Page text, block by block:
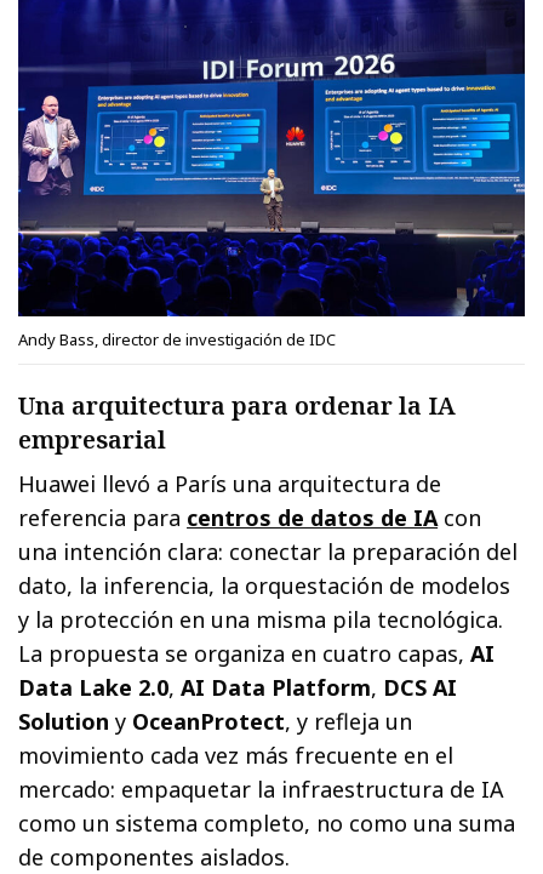
Andy Bass, director de investigación de IDC
Una arquitectura para ordenar la IA
empresarial
Huawei llevó a París una arquitectura de
referencia para centros de datos de IAcon
una intención clara: conectar la preparación del
dato, la inferencia, la orquestación de modelos
y la protección en una misma pila tecnológica.
La propuesta se organiza en cuatro capas,AI
Data Lake 2.0,AI Data Platform, DCS AI
Solution y OceanProtect, y refleja un
movimiento cada vez más frecuente en el
mercado: empaquetar la infraestructura de IA
como un sistema completo, no como una suma
de componentes aislados.